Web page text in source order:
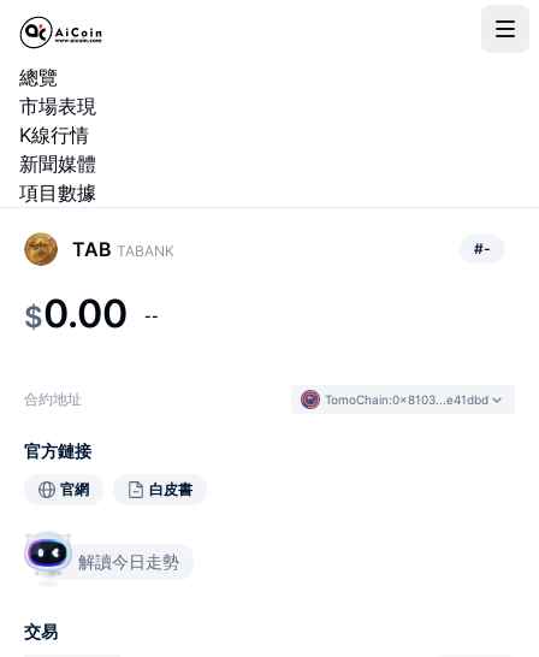
總覽
市場表現
K線行情
新聞媒體
項目數據
TAB TABANK #-
$0.00 --
合約地址 TomoChain:0x8103...e41dbd
官方鏈接
官網 白皮書
解讀今日走勢
交易